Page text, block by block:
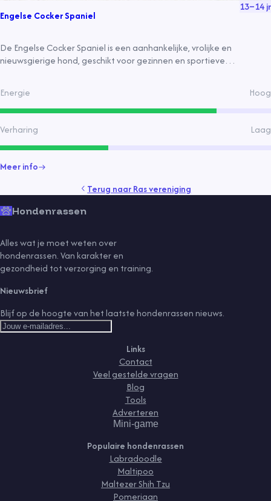
Engelse Cocker Spaniel
13–14jr
De Engelse Cocker Spaniel is een aanhankelijke, vrolijke en
nieuwsgierige hond, geschikt voor gezinnen en sportieve
Energie Hoog
Verharing Laag
Meer info
Terug naarRas vereniging
Hondenrassen
Alles wat je moet weten over
hondenrassen. Van karakter en
gezondheid tot verzorging en training.
Nieuwsbrief
Blijf op de hoogte van het laatste hondenrassen nieuws.
Links
Contact
Veel gestelde vragen
Blog
Tools
Adverteren
Mini-game
Populaire hondenrassen
Labradoodle
Maltipoo
Maltezer Shih Tzu
Pomeriaan